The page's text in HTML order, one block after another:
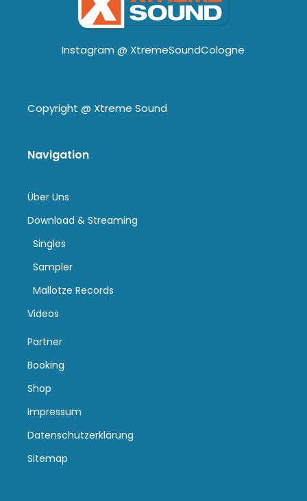
Instagram @ XtremeSoundCologne
Copyright @ Xtreme Sound
Navigation
Über Uns
Download & Streaming
Singles
Sampler
Mallotze Records
Videos
Partner
Booking
Shop
Impressum
Datenschutzerklärung
Sitemap